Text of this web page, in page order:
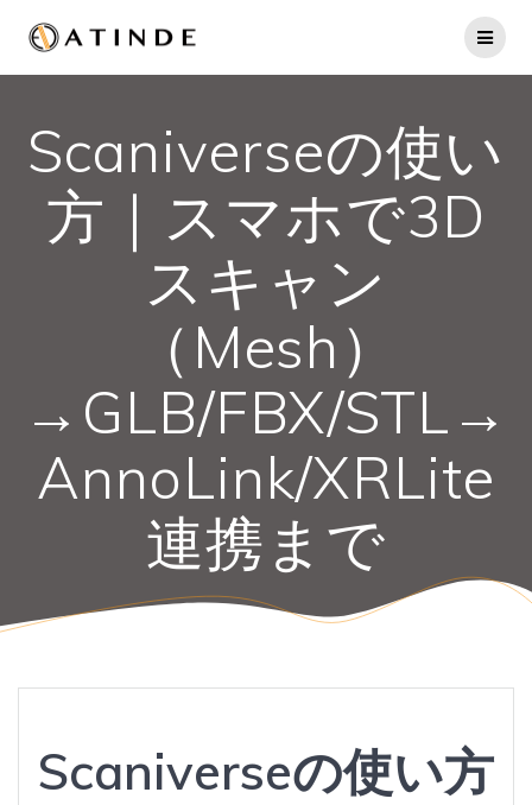
Scaniverseの使い
方｜スマホで3D
スキャン
（Mesh）
→GLB/FBX/STL→
AnnoLink/XRLite
連携まで
Scaniverseの使い方